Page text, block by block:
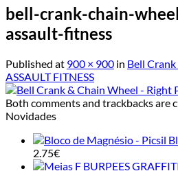
bell-crank-chain-
assault-fitness
Published at 900 × 900 in Bell
ASSAULT FITNESS
Both comments and trackbacks are
Novidades
2.75€